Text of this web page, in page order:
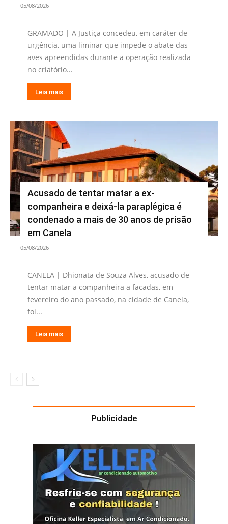
05/08/2026
GRAMADO | A Justiça concedeu, em caráter de
urgência, uma liminar que impede o abate das
aves apreendidas durante a operação realizada
no criatório...
Leia mais
Acusado de tentar matar a ex-
companheira e deixá-la paraplégica é
condenado a mais de 30 anos de prisão
em Canela
05/08/2026
CANELA | Dhionata de Souza Alves, acusado de
tentar matar a companheira a facadas, em
fevereiro do ano passado, na cidade de Canela,
foi...
Leia mais
Publicidade